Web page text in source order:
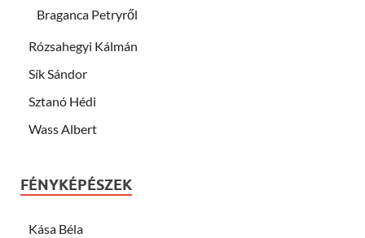
Braganca Petryről
Rózsahegyi Kálmán
Sík Sándor
Sztanó Hédi
Wass Albert
FÉNYKÉPÉSZEK
Kása Béla